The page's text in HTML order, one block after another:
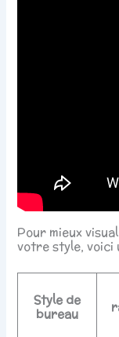
Pour mieux
votre style,
Style de
bureau